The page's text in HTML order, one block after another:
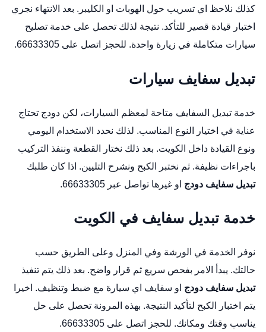
كذلك نلاحظ اي تسريب حول الهوبات او الكليبر. بعد الانتهاء نجري
اختبار قيادة قصير للتأكد. نتيجة لذلك تحصل على خدمة تصليح
سيارات متكاملة في زيارة واحدة. للحجز اتصل على 66633305.
تبديل سفايف سيارات
خدمة تبديل السفايف متاحة لمعظم السيارات، لكن دودج تحتاج
عناية في اختيار النوع المناسب. لذلك نحدد الاستخدام اليومي
ونوع القيادة داخل الكويت. بعد ذلك نختار القطعة وننفذ التركيب
باجراءات نظيفة. ثم نختبر الكبح ونشرح التليين. اذا كان طلبك
تبديل سفايف دودج او غيرها تواصل عبر 66633305.
خدمة تبديل سفايف في الكويت
نوفر الخدمة في الورشة وفي المنزل وعلى الطريق حسب
حالتك. يبدأ الامر بفحص سريع ثم قرار واضح. بعد ذلك يتم تنفيذ
تبديل سفايف دودج او سفايف اي سيارة مع ضبط وتنظيف. اخيرا
يتم اختبار الكبح لتأكيد النتيجة. بهذه المرونة تحصل على حل
يناسب وقتك ومكانك. للحجز اتصل على 66633305.